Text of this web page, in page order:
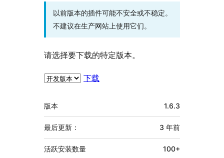
以前版本的插件可能不安全或不稳定。
不建议在生产网站上使用它们。
请选择要下载的特定版本。
下载
额
外
信
息
版本 1.6.3
最后更新： 3 年前
活跃安装数量 100+